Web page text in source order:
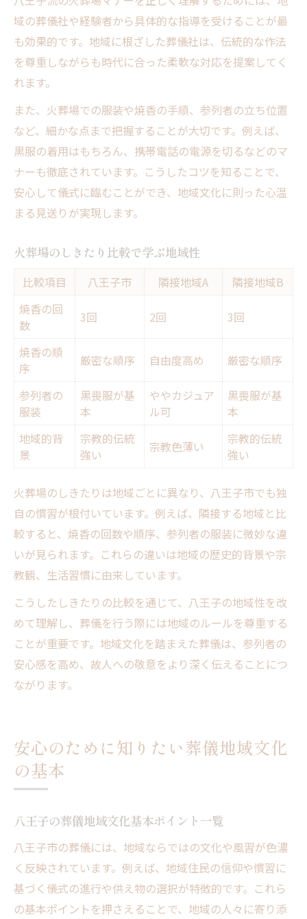
域の葬儀社や経験者から具体的な指導を受けることが最
も効果的です。地域に根ざした葬儀社は、伝統的な作法
を尊重しながらも時代に合った柔軟な対応を提案してく
れます。
また、火葬場での服装や焼香の手順、参列者の立ち位置
など、細かな点まで把握することが大切です。例えば、
黒服の着用はもちろん、携帯電話の電源を切るなどのマ
ナーも徹底されています。こうしたコツを知ることで、
安心して儀式に臨むことができ、地域文化に則った心温
まる見送りが実現します。
火葬場のしきたり比較で学ぶ地域性
比較項目 八王子市 隣接地域A
隣接地域B
焼香の回
数
3回 2回 3回
焼香の順
序
厳密な順序 自由度高め 厳密な順序
参列者の
服装
黒喪服が基
本
ややカジュア
ル可
黒喪服が基
本
地域的背
景
宗教的伝統
強い
宗教色薄い
宗教的伝統
強い
火葬場のしきたりは地域ごとに異なり、八王子市でも独
自の慣習が根付いています。例えば、隣接する地域と比
較すると、焼香の回数や順序、参列者の服装に微妙な違
いが見られます。これらの違いは地域の歴史的背景や宗
教観、生活習慣に由来しています。
こうしたしきたりの比較を通じて、八王子の地域性を改
めて理解し、葬儀を行う際には地域のルールを尊重する
ことが重要です。地域文化を踏まえた葬儀は、参列者の
安心感を高め、故人への敬意をより深く伝えることにつ
ながります。
安心のために知りたい葬儀地域文化
の基本
八王子の葬儀地域文化基本ポイント一覧
八王子市の葬儀には、地域ならではの文化や風習が色濃
く反映されています。例えば、地域住民の信仰や慣習に
基づく儀式の進行や供え物の選択が特徴的です。これら
の基本ポイントを押さえることで、地域の人々に寄り添